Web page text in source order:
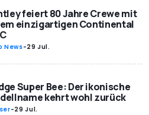
feiert 80 Jahre Crewe mit
einzigartigen Continental
News-29 Jul.
Super Bee: Der ikonische
kehrt wohl zurück
-29 Jul.